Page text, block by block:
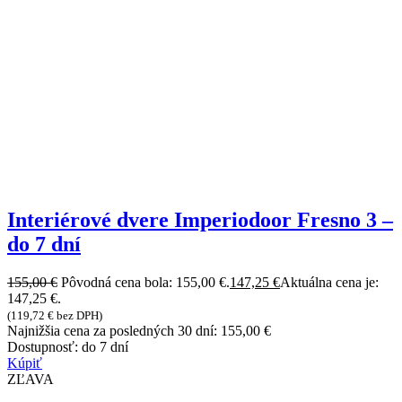
Interiérové dvere Imperiodoor Fresno 3 –
do 7 dní
155,00€ Pôvodná cena bola: 155,00 €.147,25 €Aktuálna cena je:
147,25 €.
(119,72 € bez DPH)
Najnižšia cena za posledných 30 dní: 155,00 €
Dostupnosť: do 7 dní
Kúpiť
ZĽAVA